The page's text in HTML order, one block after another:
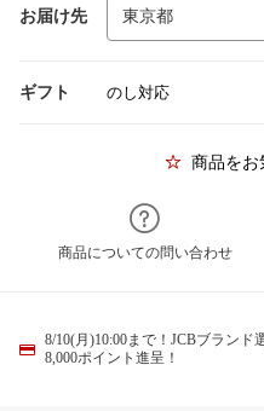
お届け先
ギフト のし対応
商品をお
商品についての問い合わせ
8/10(月)10:00まで！JCBブラン
8,000ポイント進呈！